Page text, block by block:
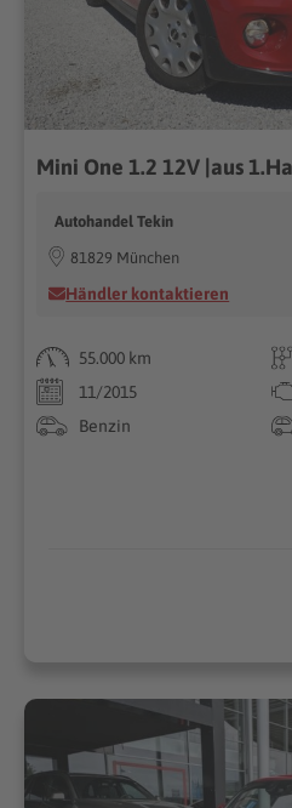
Autohandel Tekin
81829 München
Händler kontaktieren
55.000 km
11/2015
Benzin